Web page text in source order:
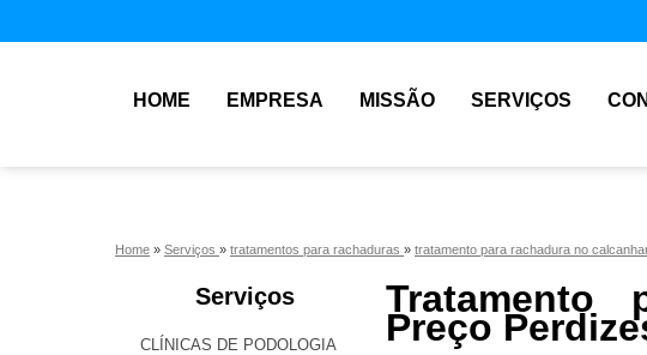
HOME EMPRESA MISSÃO SERVIÇOS
Home » Serviços » tratamentos para rachaduras » tratamento para rachadura no
Serviços
CLÍNICAS DE PODOLOGIA
Tratamento
Preço